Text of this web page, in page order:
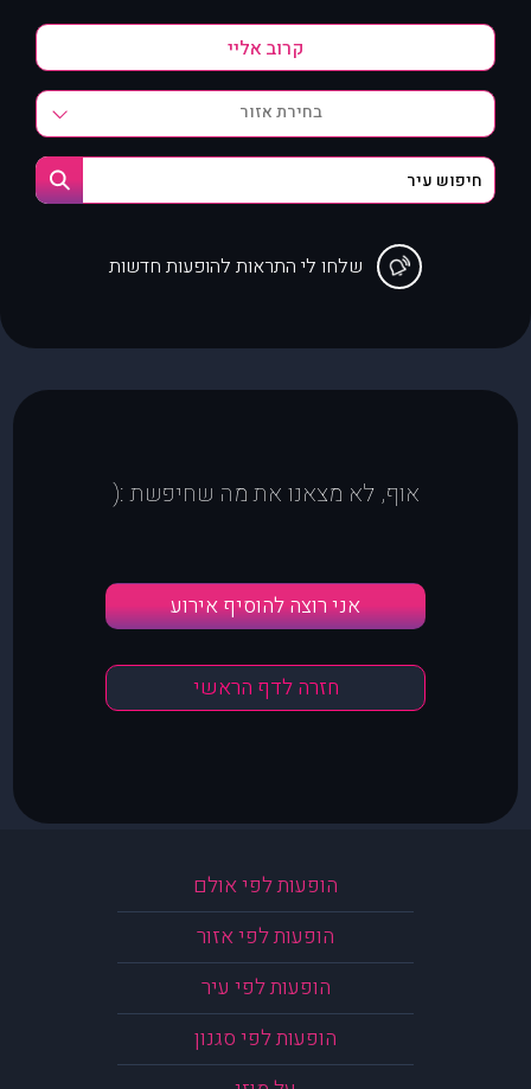
בחירת אזור
שלחו לי התראות להופעות חדשות
אוף, לא מצאנו את מה שחיפשת :(
אני רוצה להוסיף אירוע
חזרה לדף הראשי
הופעות לפי אולם
הופעות לפי אזור
הופעות לפי עיר
הופעות לפי סגנון